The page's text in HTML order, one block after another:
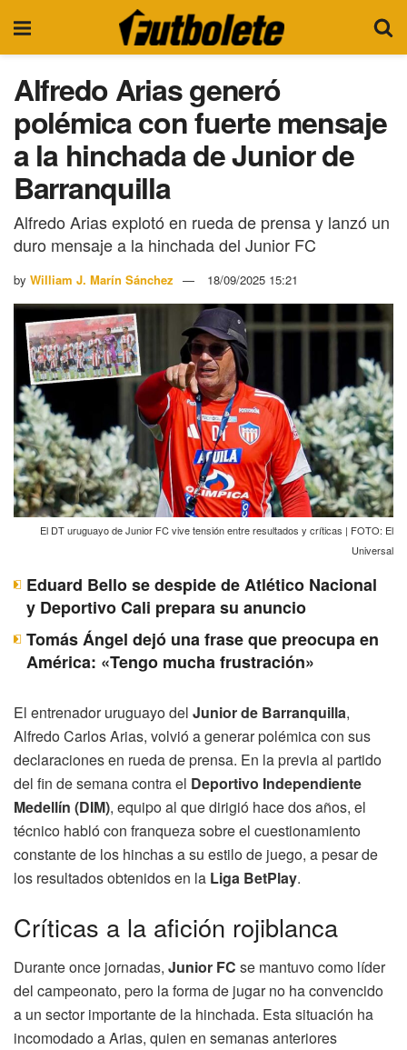
Alfredo Arias generó
polémica con fuerte mensaje
a la hinchada de Junior de
Barranquilla
Alfredo Arias explotó en rueda de prensa y lanzó un
duro mensaje a la hinchada del Junior FC
by William J. Marín Sánchez 18/09/2025 15:21
El DT uruguayo de Junior FC vive tensión entre resultados y críticas | FOTO: El
Universal
Eduard Bello se despide de Atlético Nacional
y Deportivo Cali prepara su anuncio
Tomás Ángel dejó una frase que preocupa en
América: «Tengo mucha frustración»
El entrenador uruguayo del Junior de Barranquilla,
Alfredo Carlos Arias, volvió a generar polémica con sus
declaraciones en rueda de prensa. En la previa al partido
del fin de semana contra el Deportivo Independiente
Medellín (DIM), equipo al que dirigió hace dos años, el
técnico habló con franqueza sobre el cuestionamiento
constante de los hinchas a su estilo de juego, a pesar de
los resultados obtenidos en la Liga BetPlay.
Críticas a la afición rojiblanca
Durante once jornadas, Junior FC se mantuvo como líder
del campeonato, pero la forma de jugar no ha convencido
a un sector importante de la hinchada. Esta situación ha
incomodado a Arias, quien en semanas anteriores